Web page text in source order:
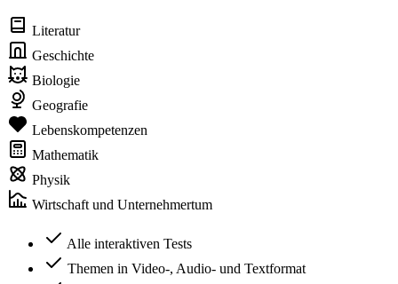
Literatur
Geschichte
Biologie
Geografie
Lebenskompetenzen
Mathematik
Physik
Wirtschaft und Unternehmertum
Alle interaktiven Tests
Themen in Video-, Audio- und Textformat